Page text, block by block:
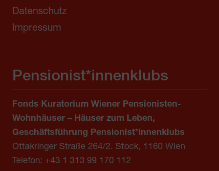
Datenschutz
Impressum
Pensionist*innenklubs
Fonds Kuratorium Wiener Pensionisten-
Wohnhäuser – Häuser zum Leben,
Geschäftsführung Pensionist*innenklubs
Ottakringer Straße 264/2. Stock, 1160 Wien
Telefon: +43 1 313 99 170 112